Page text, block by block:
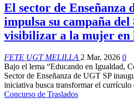
El sector de Enseñanza
impulsa su campaña
visibilizar a la mujer
FETE UGT MELILLA 2 Mar, 2026 0
Bajo el lema “Educando en Igualdad,
Sector de Enseñanza de UGT SP
iniciativa busca transformar el currículo
Concurso de Traslados